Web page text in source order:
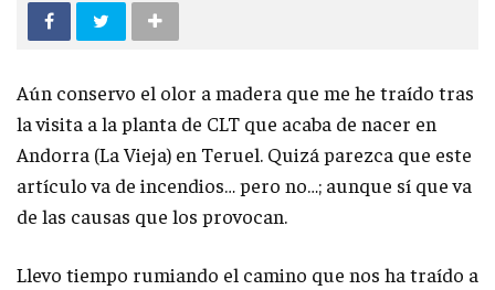
Aún conservo el olor a madera que me he traído tras
la visita a la planta de CLT que acaba de nacer en
Andorra (La Vieja) en Teruel. Quizá parezca que este
artículo va de incendios… pero no…; aunque sí que va
de las causas que los provocan.
Llevo tiempo rumiando el camino que nos ha traído a